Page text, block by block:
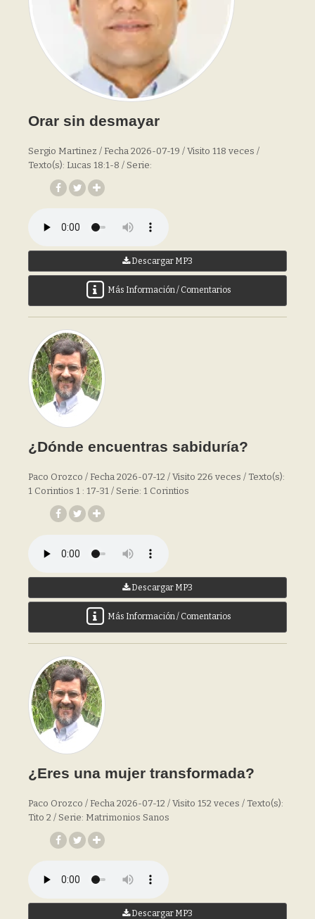
Orar sin desmayar
Sergio Martinez / Fecha 2026-07-19 / Visito 118 veces /
Texto(s): Lucas 18:1-8 / Serie:
Descargar MP3
Más Información / Comentarios
¿Dónde encuentras sabiduría?
Paco Orozco / Fecha 2026-07-12 / Visito 226 veces / Texto(s):
1 Corintios 1 : 17-31 / Serie: 1 Corintios
Descargar MP3
Más Información / Comentarios
¿Eres una mujer transformada?
Paco Orozco / Fecha 2026-07-12 / Visito 152 veces / Texto(s):
Tito 2 / Serie: Matrimonios Sanos
Descargar MP3